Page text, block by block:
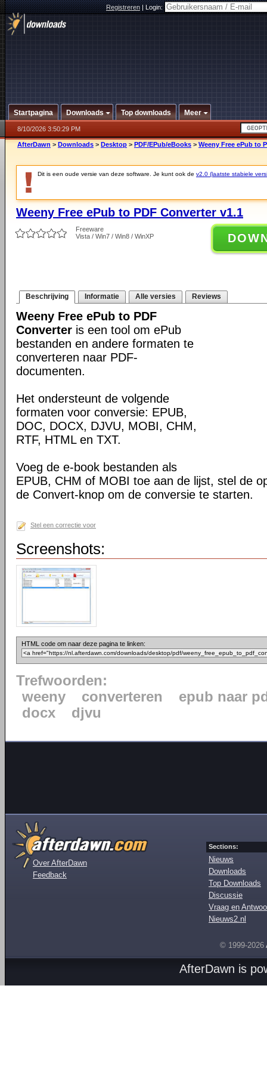
Registreren|Login:
Startpagina Downloads Top downloads Meer
8/10/2026 3:50:29 PM
AfterDawn > Downloads > Desktop > PDF/EPub/eBooks > Weeny Free ePub to
Dit is een oude versie van deze software. Je kunt ook de v2.0 (laatste stabiele
Weeny Free ePub to PDF Converter v1.1
Freeware
Vista / Win7 / Win8 / WinXP
Beschrijving Informatie Alle versies Reviews
Weeny Free ePub to PDF
Converter is een tool om ePub
bestanden en andere formaten te
converteren naar PDF-
documenten.
Het ondersteunt de volgende
formaten voor conversie: EPUB,
DOC, DOCX, DJVU, MOBI, CHM,
RTF, HTML en TXT.
Voeg de e-book bestanden als
EPUB, CHM of MOBI toe aan de lijst, stel de
de Convert-knop om de conversie te starten.
Stel een correctie voor
Screenshots:
HTML code om naar deze pagina te linken:
Trefwoorden:
weeny
converteren
epub naar
docx
djvu
Over AfterDawn
Feedback
Sections:
Nieuws
Downloads
Top Downloads
Discussie
Vraag en
Nieuws2.nl
© 1999-2026
AfterDawn is